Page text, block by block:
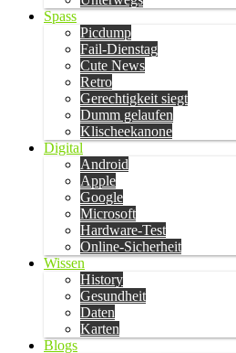
Spass
Picdump
Fail-Dienstag
Cute News
Retro
Gerechtigkeit siegt
Dumm gelaufen
Klischeekanone
Digital
Android
Apple
Google
Microsoft
Hardware-Test
Online-Sicherheit
Wissen
History
Gesundheit
Daten
Karten
Blogs